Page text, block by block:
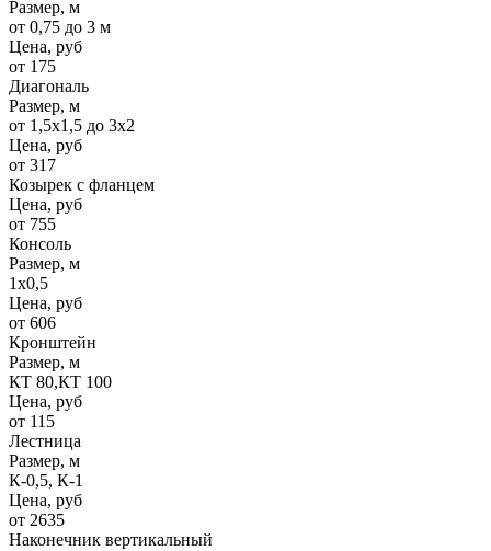
Размер, м
от 0,75 до 3 м
Цена, руб
от 175
Диагональ
Размер, м
от 1,5х1,5 до 3х2
Цена, руб
от 317
Козырек с фланцем
Цена, руб
от 755
Консоль
Размер, м
1х0,5
Цена, руб
от 606
Кронштейн
Размер, м
КТ 80,КТ 100
Цена, руб
от 115
Лестница
Размер, м
К-0,5, К-1
Цена, руб
от 2635
Наконечник вертикальный